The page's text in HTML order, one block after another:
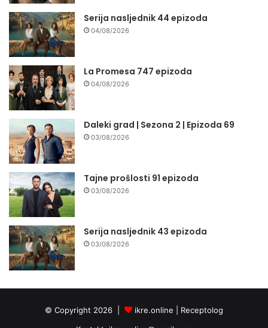
Serija nasljednik 44 epizoda
04/08/2026
La Promesa 747 epizoda
04/08/2026
Daleki grad | Sezona 2 | Epizoda 69
03/08/2026
Tajne prošlosti 91 epizoda
03/08/2026
Serija nasljednik 43 epizoda
03/08/2026
© Copyright 2026 | ikre.online | Receptolog